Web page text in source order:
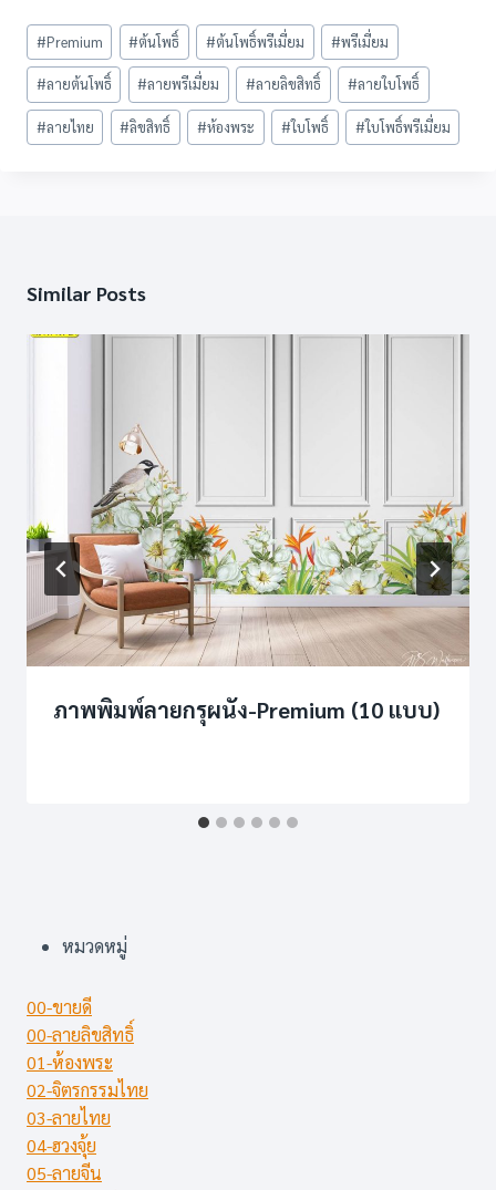
Post
Tags:
#Premium #ต้นโพธิ์ #ต้นโพธิ์พรีเมี่ยม #พรีเมี่ยม
#ลายต้นโพธิ์ #ลายพรีเมี่ยม #ลายลิขสิทธิ์ #ลายใบโพธิ์
#ลายไทย #ลิขสิทธิ์ #ห้องพระ #ใบโพธิ์ #ใบโพธิ์พรีเมี่ยม
Similar Posts
ภาพพิมพ์ลายกรุผนัง-Premium (10 แบบ)
หมวดหมู่
00-ขายดี
00-ลายลิขสิทธิ์
01-ห้องพระ
02-จิตรกรรมไทย
03-ลายไทย
04-ฮวงจุ้ย
05-ลายจีน